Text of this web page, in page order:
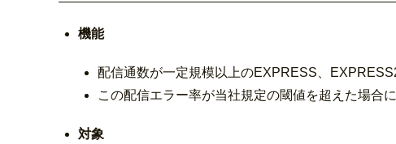
機能
配信通数が一定規模以上のEXPRESS、
この配信エラー率が当社規定の閾値を超えた場合
対象